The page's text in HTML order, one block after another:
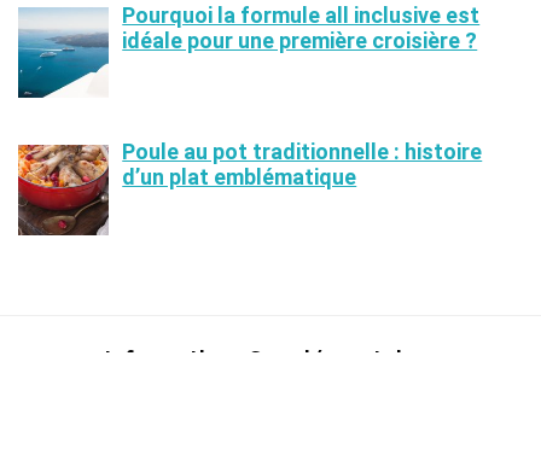
Pourquoi la formule all inclusive est
idéale pour une première croisière ?
Poule au pot traditionnelle : histoire
d’un plat emblématique
Informations Supplémentaires